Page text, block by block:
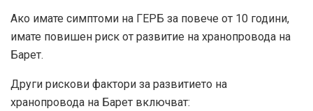
Ако имате симптоми на ГЕРБ за повече от 10 години,
имате повишен риск от развитие на хранопровода на
Барет.
Други рискови фактори за развитието на
хранопровода на Барет включват: